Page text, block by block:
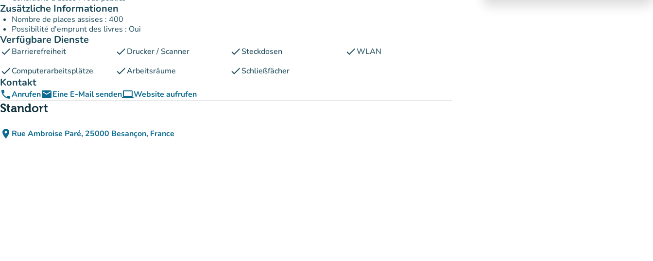
Zusätzliche Informationen
Nombre de places assises : 400
Possibilité d'emprunt des livres : Oui
Verfügbare Dienste
checkBarrierefreiheit checkDrucker / Scanner checkSteckdosen checkWLAN
checkComputerarbeitsplätze checkArbeitsräume checkSchließfächer
Kontakt
phoneAnrufenemailEine E-Mail sendencomputerWebsite aufrufen
(new tab)
Standort
place Rue Ambroise Paré, 25000 Besançon, France
(in Google Maps öffnen)
(new tab)